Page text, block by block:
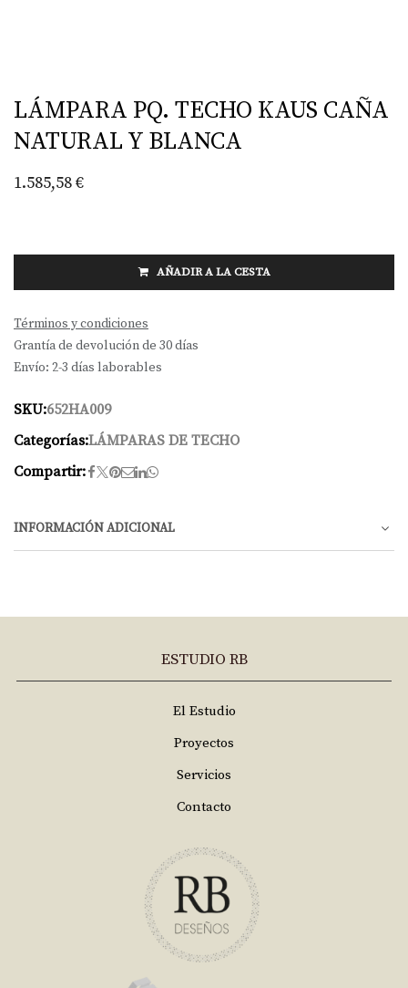
LÁMPARA PQ. TECHO KAUS CAÑA
NATURAL Y BLANCA
1.585,58€
AÑADIR A LA CESTA
Términos y condiciones
Grantía de devolución de 30 días
Envío: 2-3 días laborables
SKU:652HA009
Categorías:LÁMPARAS DE TECHO
Compartir:
INFORMACIÓN ADICIONAL
ESTUDIO RB
El Estudio
Proyectos
Servicios
Contacto